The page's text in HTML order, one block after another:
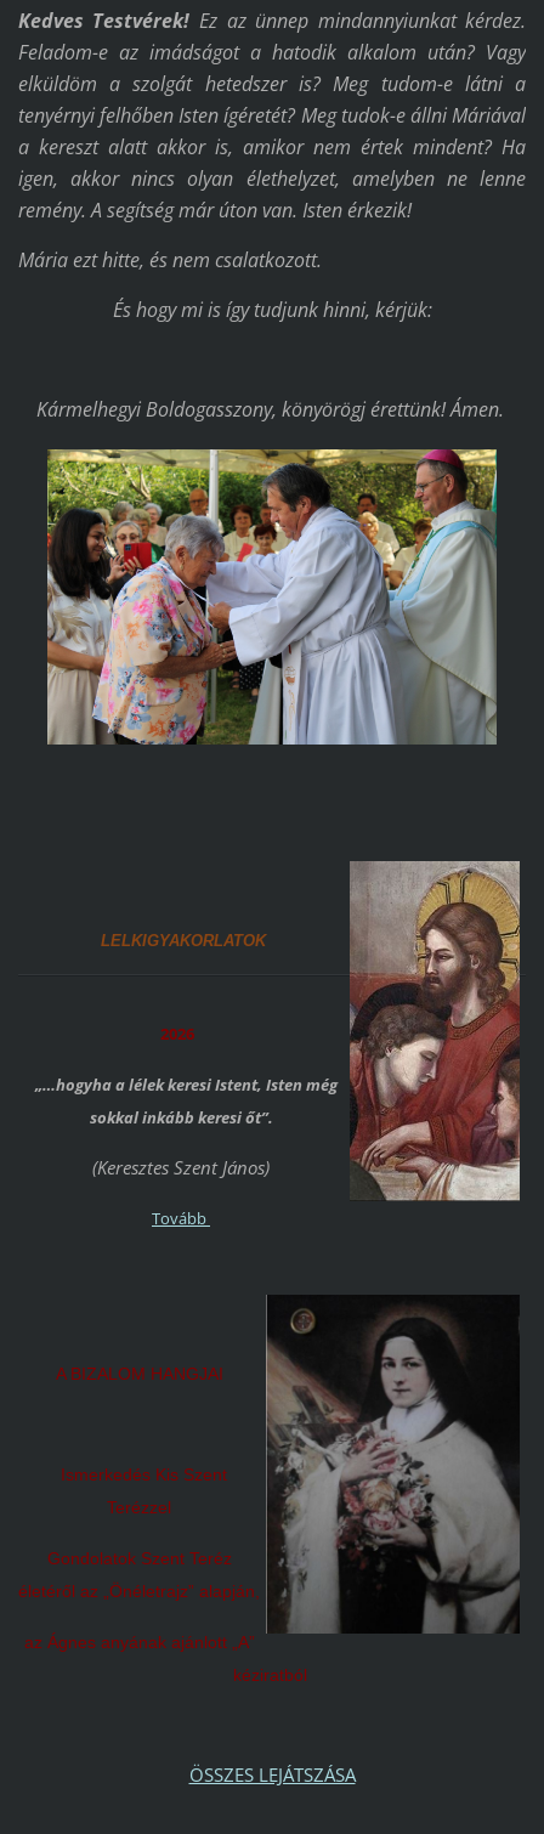
Kedves Testvérek! Ez az ünnep mindannyiunkat kérdez.
Feladom-e az imádságot a hatodik alkalom után? Vagy
elküldöm a szolgát hetedszer is? Meg tudom-e látni a
tenyérnyi felhőben Isten ígéretét? Meg tudok-e állni Máriával
a kereszt alatt akkor is, amikor nem értek mindent? Ha
igen, akkor nincs olyan élethelyzet, amelyben ne lenne
remény. A segítség már úton van. Isten érkezik!
Mária ezt hitte, és nem csalatkozott.
És hogy mi is így tudjunk hinni, kérjük:
Kármelhegyi Boldogasszony, könyörögj érettünk! Ámen.
LELKIGYAKORLATOK
2026
„…hogyha a lélek keresi Istent, Isten még
sokkal inkább keresi őt”.
(Keresztes Szent János)
Tovább
A BIZALOM HANGJAI
Ismerkedés Kis Szent
Terézzel
Gondolatok Szent Teréz
életéről az „Önéletrajz” alapján,
az Ágnes anyának ajánlott „A”
kéziratból
ÖSSZES LEJÁTSZÁSA